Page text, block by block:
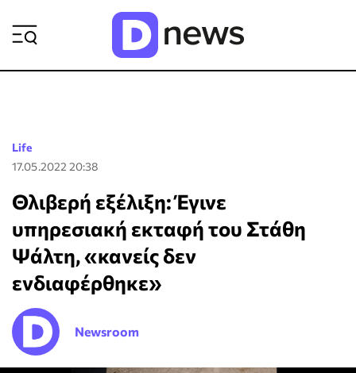
Life
17.05.2022 20:38
Θλιβερή εξέλιξη: Έγινε
υπηρεσιακή εκταφή του Στάθη
Ψάλτη, «κανείς δεν
ενδιαφέρθηκε»
Newsroom